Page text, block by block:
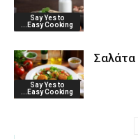
Say Yes to
...Easy Cooking
Say Yes to
...Easy Cooking
Σαλάτα